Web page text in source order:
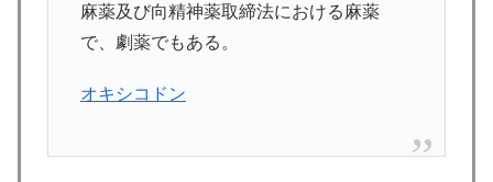
麻薬及び向精神薬取締法における麻薬
で、劇薬でもある。
オキシコドン